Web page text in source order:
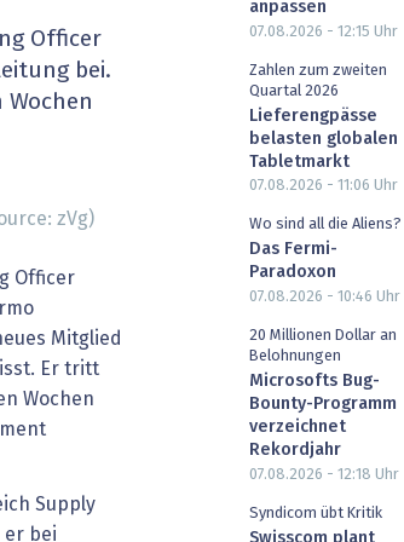
IT for Health
Artificial Intelligence
Professional AV & Digital Signage
Officer
bei.
zVg)
Officer
Mitglied
Er tritt
Wochen
Supply
er bei
anpassen
07.08.2026 - 12:15 Uhr
Zahlen zum zweiten
Quartal 2026
Lieferengpässe
belasten globalen
Tabletmarkt
07.08.2026 - 11:06 Uhr
Wo sind all die Aliens?
Das Fermi-
Paradoxon
07.08.2026 - 10:46 Uhr
20 Millionen Dollar an
Belohnungen
Microsofts Bug-
Bounty-Programm
verzeichnet
Rekordjahr
07.08.2026 - 12:18 Uhr
Syndicom übt Kritik
Swisscom plant